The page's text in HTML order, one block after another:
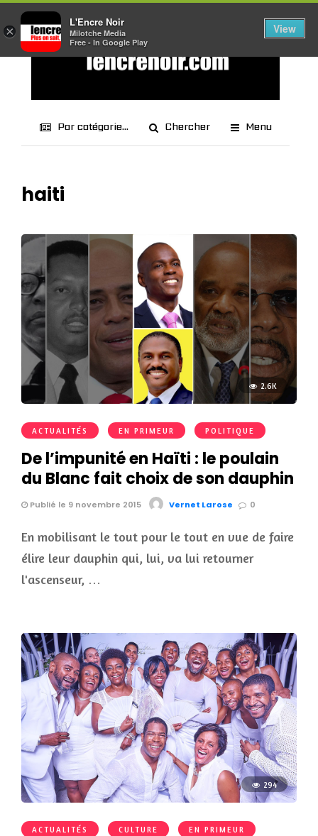
Par catégorie... Chercher Menu
haiti
2.6K
ACTUALITÉS EN PRIMEUR POLITIQUE
De l’impunité en Haïti : le poulain
du Blanc fait choix de son dauphin
Publié le 9 novembre 2015 Vernet Larose 0
En mobilisant le tout pour le tout en vue de faire
élire leur dauphin qui, lui, va lui retourner
l'ascenseur, …
294
ACTUALITÉS CULTURE EN PRIMEUR
×
L'Encre Noir
Milotche Media
Free - In Google Play
View